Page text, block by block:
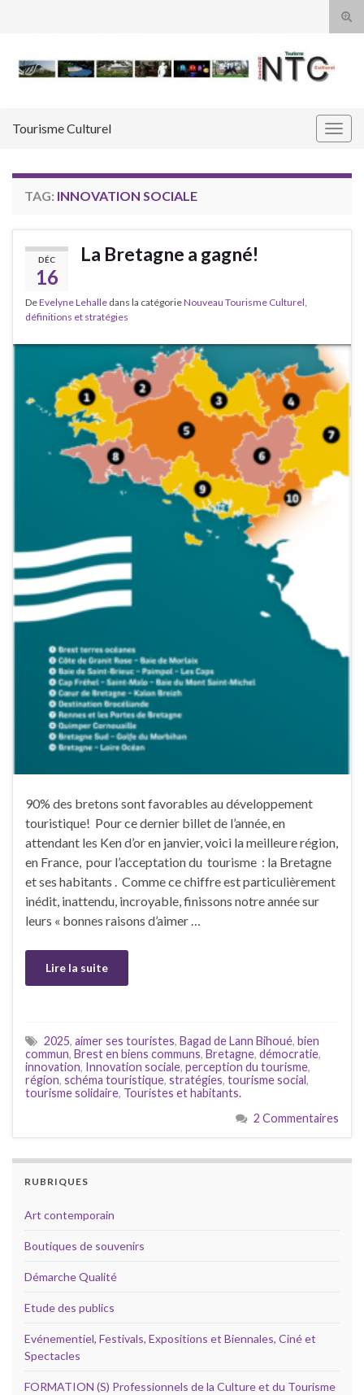
Tourisme Culturel
TAG: INNOVATION SOCIALE
DÉC
16
La Bretagne a gagné!
DeEvelyne Lehalle dans la catégorieNouveau Tourisme Culturel,
définitions et stratégies
90% des bretons sont favorables au développement
touristique! Pour ce dernier billet de l’année, en
attendant les Ken d’or en janvier, voici la meilleure région,
en France, pour l’acceptation du tourisme : la Bretagne
et ses habitants . Comme ce chiffre est particulièrement
inédit, inattendu, incroyable, finissons notre année sur
leurs « bonnes raisons d’aimer …
Lire la suite
2025, aimer ses touristes, Bagad de Lann Bihoué, bien
commun, Brest en biens communs, Bretagne, démocratie,
innovation, Innovation sociale, perception du tourisme,
région, schéma touristique, stratégies, tourisme social,
tourisme solidaire, Touristes et habitants.
2 Commentaires
RUBRIQUES
Art contemporain
Boutiques de souvenirs
Démarche Qualité
Etude des publics
Evénementiel, Festivals, Expositions et Biennales, Ciné et
Spectacles
FORMATION (S) Professionnels de la Culture et du Tourisme